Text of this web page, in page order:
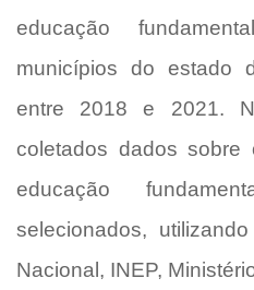
educação
municípios do estado
entre 2018 e 2021.
coletados dados
educação
selecionados,
Nacional, INEP,